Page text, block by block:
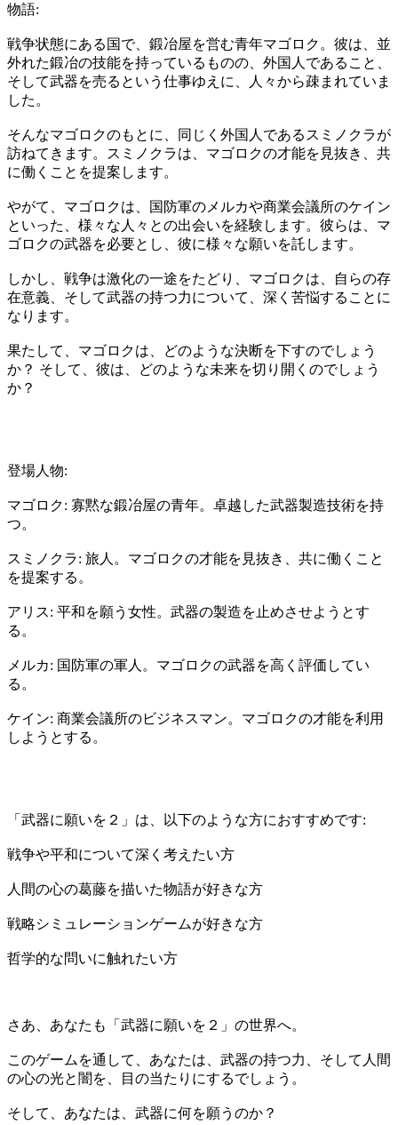
物語:
戦争状態にある国で、鍛冶屋を営む青年マゴロク。彼は、並
外れた鍛冶の技能を持っているものの、外国人であること、
そして武器を売るという仕事ゆえに、人々から疎まれていま
した。
そんなマゴロクのもとに、同じく外国人であるスミノクラが
訪ねてきます。スミノクラは、マゴロクの才能を見抜き、共
に働くことを提案します。
やがて、マゴロクは、国防軍のメルカや商業会議所のケイン
といった、様々な人々との出会いを経験します。彼らは、マ
ゴロクの武器を必要とし、彼に様々な願いを託します。
しかし、戦争は激化の一途をたどり、マゴロクは、自らの存
在意義、そして武器の持つ力について、深く苦悩することに
なります。
果たして、マゴロクは、どのような決断を下すのでしょう
か？ そして、彼は、どのような未来を切り開くのでしょう
か？
登場人物:
マゴロク: 寡黙な鍛冶屋の青年。卓越した武器製造技術を持
つ。
スミノクラ: 旅人。マゴロクの才能を見抜き、共に働くこと
を提案する。
アリス: 平和を願う女性。武器の製造を止めさせようとす
る。
メルカ: 国防軍の軍人。マゴロクの武器を高く評価してい
る。
ケイン: 商業会議所のビジネスマン。マゴロクの才能を利用
しようとする。
「武器に願いを２」は、以下のような方におすすめです:
戦争や平和について深く考えたい方
人間の心の葛藤を描いた物語が好きな方
戦略シミュレーションゲームが好きな方
哲学的な問いに触れたい方
さあ、あなたも「武器に願いを２」の世界へ。
このゲームを通して、あなたは、武器の持つ力、そして人間
の心の光と闇を、目の当たりにするでしょう。
そして、あなたは、武器に何を願うのか？